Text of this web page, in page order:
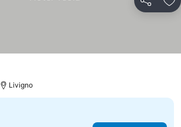
Sdílet
Livigno